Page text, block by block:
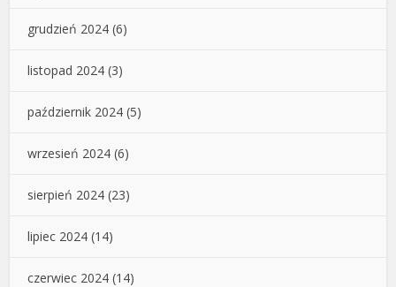
grudzień 2024 (6)
listopad 2024 (3)
październik 2024 (5)
wrzesień 2024 (6)
sierpień 2024 (23)
lipiec 2024 (14)
czerwiec 2024 (14)